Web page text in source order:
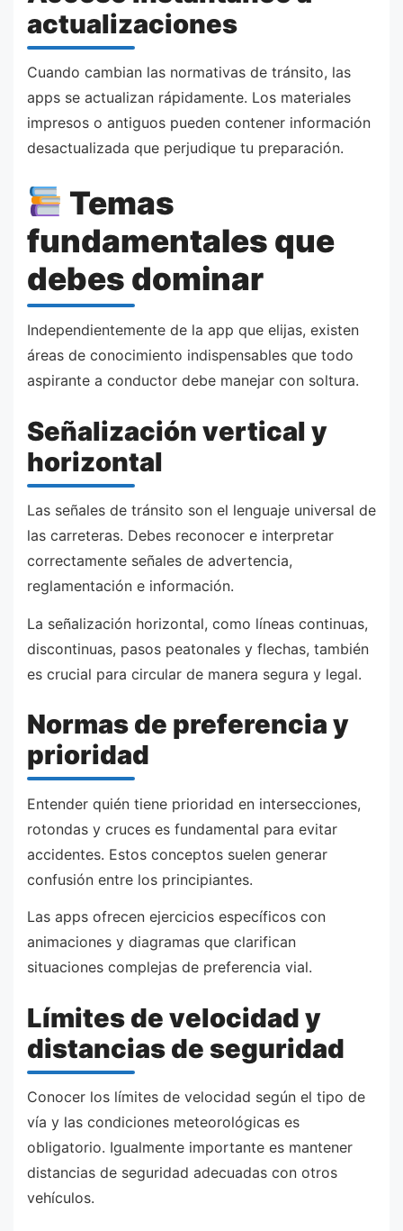
actualizaciones
Cuando cambian las normativas de tránsito, las
apps se actualizan rápidamente. Los materiales
impresos o antiguos pueden contener información
desactualizada que perjudique tu preparación.
Temas
fundamentales que
debes dominar
Independientemente de la app que elijas, existen
áreas de conocimiento indispensables que todo
aspirante a conductor debe manejar con soltura.
Señalización vertical y
horizontal
Las señales de tránsito son el lenguaje universal de
las carreteras. Debes reconocer e interpretar
correctamente señales de advertencia,
reglamentación e información.
La señalización horizontal, como líneas continuas,
discontinuas, pasos peatonales y flechas, también
es crucial para circular de manera segura y legal.
Normas de preferencia y
prioridad
Entender quién tiene prioridad en intersecciones,
rotondas y cruces es fundamental para evitar
accidentes. Estos conceptos suelen generar
confusión entre los principiantes.
Las apps ofrecen ejercicios específicos con
animaciones y diagramas que clarifican
situaciones complejas de preferencia vial.
Límites de velocidad y
distancias de seguridad
Conocer los límites de velocidad según el tipo de
vía y las condiciones meteorológicas es
obligatorio. Igualmente importante es mantener
distancias de seguridad adecuadas con otros
vehículos.